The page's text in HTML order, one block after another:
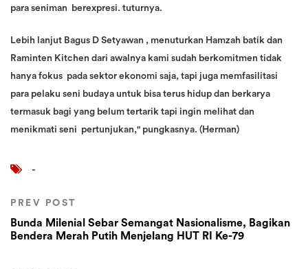
para seniman berexpresi. tuturnya.
Lebih lanjut Bagus D Setyawan , menuturkan Hamzah batik dan
Raminten Kitchen dari awalnya kami sudah berkomitmen tidak
hanya fokus pada sektor ekonomi saja, tapi juga memfasilitasi
para pelaku seni budaya untuk bisa terus hidup dan berkarya
termasuk bagi yang belum tertarik tapi ingin melihat dan
menikmati seni pertunjukan," pungkasnya. (Herman)
-
PREV POST
Bunda Milenial Sebar Semangat Nasionalisme, Bagikan
Bendera Merah Putih Menjelang HUT RI Ke-79